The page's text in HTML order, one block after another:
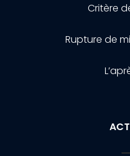
Critère
Rupture de